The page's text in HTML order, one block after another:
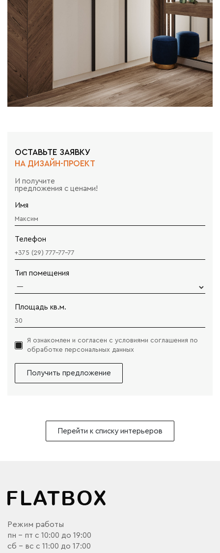
ОСТАВЬТЕ ЗАЯВКУ
НА ДИЗАЙН-ПРОЕКТ
И получите
предложения с ценами!
Имя
Телефон
Тип помещения
Площадь кв.м.
Я ознакомлен и согласен с условиями соглашения по
обработке персональныx данных
Получить предложение
Перейти к списку интерьеров
Режим работы
пн - пт с 10:00 до 19:00
сб - вс с 11:00 до 17:00